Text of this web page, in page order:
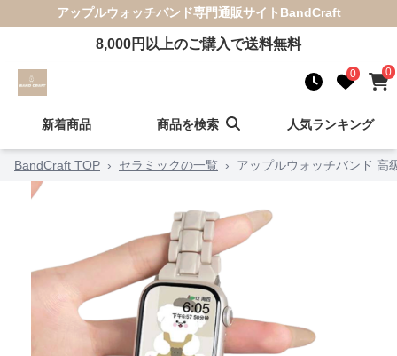
アップルウォッチバンド専門通販サイト BandCraft
8,000円以上のご購入で送料無料
0 0
新着商品 商品を検索 人気ランキング
BandCraft TOP › セラミックの一覧 › アップルウォッチバンド 高